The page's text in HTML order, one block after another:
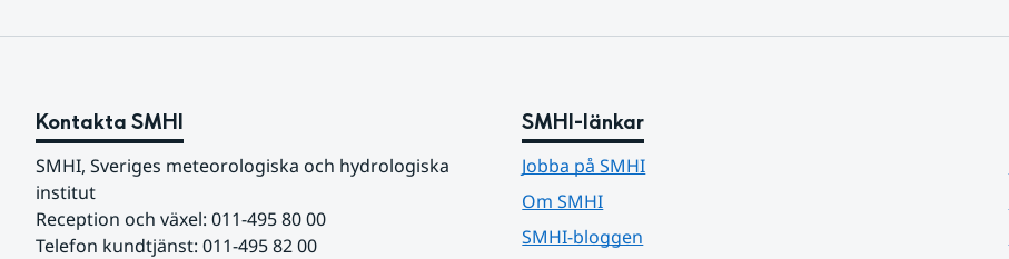
Kontakta SMHI
SMHI, Sveriges meteorologiska och hydrologiska
institut
Reception och växel: 011-495 80 00
Telefon kundtjänst: 011-495 82 00
SMHI-länkar
Jobba på SMHI
Om SMHI
SMHI-bloggen